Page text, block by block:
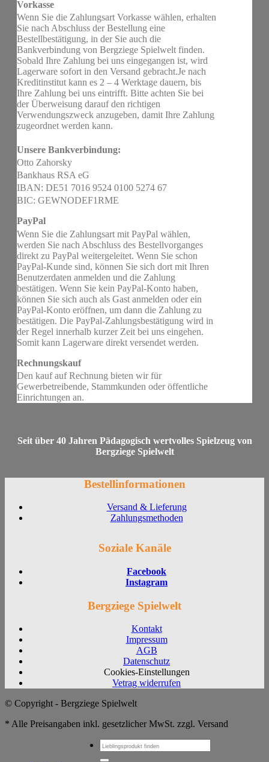
Vorkasse
Wenn Sie die Zahlungsart Vorkasse wählen, erhalten
Sie nach Abschluss der Bestellung eine
Bestellbestätigung, in der Sie auch die
Bankverbindung von Bergziege Spielwelt finden.
Sobald Ihre Zahlung bei uns eingegangen ist, wird
Lagerware sofort in den Versand gebracht.Je nach
Kreditinstitut kann es 2 – 4 Werktage dauern, bis
Ihre Zahlung bei uns eintrifft. Bitte achten Sie bei
der Überweisung darauf den richtigen
Verwendungszweck anzugeben, damit Ihre Zahlung
zugeordnet werden kann.
Unsere Bankverbindung:
Otto Zahorsky
Bankhaus RSA eG
IBAN: DE51 7016 9524 0100 5274 67
BIC: GEWNODEF1RME
PayPal
Wenn Sie die Zahlungsart mit PayPal wählen,
werden Sie nach Abschluss des Bestellvorganges
direkt zu PayPal weitergeleitet. Wenn Sie schon
PayPal-Kunde sind, können Sie sich dort mit Ihren
Benutzerdaten anmelden und die Zahlung
bestätigen. Wenn Sie kein PayPal-Konto haben,
können Sie sich auch als Gast anmelden oder ein
PayPal-Konto eröffnen, um dann die Zahlung zu
bestätigen. Die PayPal-Zahlungsbestätigung wird in
der Regel innerhalb kurzer Zeit bei uns eingehen.
Somit kann Lagerware direkt versendet werden.
Rechnungskauf
Den kauf auf Rechnung bieten wir für
Gewerbetreibende, Stammkunden oder öffentliche
Einrichtungen an.
Seit über 40 Jahren Pädagogisch wertvolles Spielzeug von
Bergziege Spielwelt
Bestellinformationen
Versand & Lieferung
Zahlungsmethoden
Soziale Kanäle
Facebook
Instagram
Bergziege Spielwelt
Kontakt
Impressum
AGB
Datenschutz
Cookies-Einstellungen
Vetrag widerrufen
© Copyright - Bergziege Spielwelt
* Alle Preisangaben inkl. gesetzlicher MwSt. zzgl. Versand
Suchen